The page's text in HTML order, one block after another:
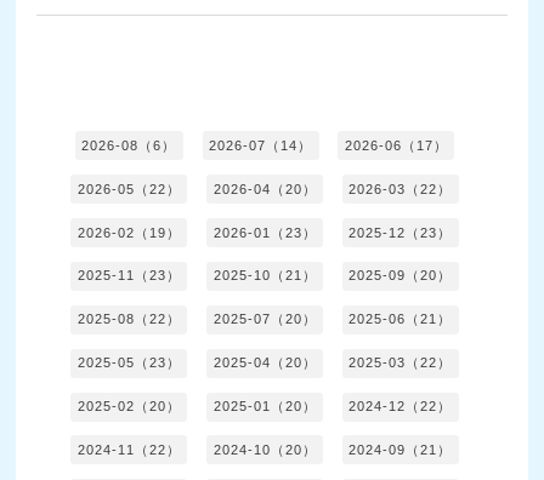
2026-08（6） 2026-07（14） 2026-06（17）
2026-05（22） 2026-04（20） 2026-03（22）
2026-02（19） 2026-01（23） 2025-12（23）
2025-11（23） 2025-10（21） 2025-09（20）
2025-08（22） 2025-07（20） 2025-06（21）
2025-05（23） 2025-04（20） 2025-03（22）
2025-02（20） 2025-01（20） 2024-12（22）
2024-11（22） 2024-10（20） 2024-09（21）